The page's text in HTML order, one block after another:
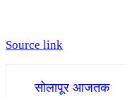
Source link
सोलापूर आजतक